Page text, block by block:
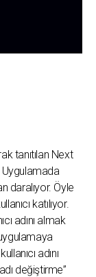
tanıtılan Next
Uygulamada
daralıyor. Öyle
katılıyor.
adını almak
adını
değiştirme”